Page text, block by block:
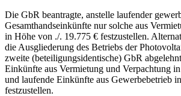
Die GbR beantragte, anstelle laufender
Gesamthandseinkünfte nur solche aus
in Höhe von ./. 19.775 € festzustellen.
die Ausgliederung des Betriebs der
zweite (beteiligungsidentische) GbR
Einkünfte aus Vermietung und Verpachtung
und laufende Einkünfte aus Gewerbebetrieb
festzustellen.